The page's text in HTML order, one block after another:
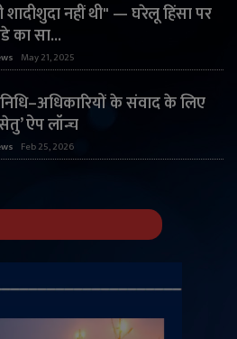
नहीं थी" — घरेलू हिंसा पर
का सा...
May 21, 2025
के संवाद के लिए
ऐप लॉन्च
Feb 25, 2026